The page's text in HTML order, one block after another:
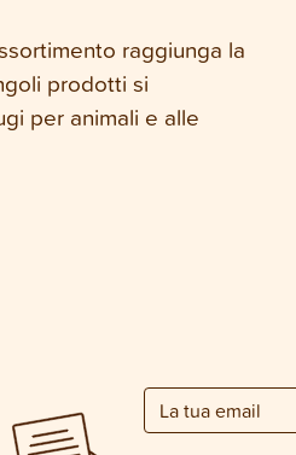
raggiunga la
prodotti si
per animali e alle